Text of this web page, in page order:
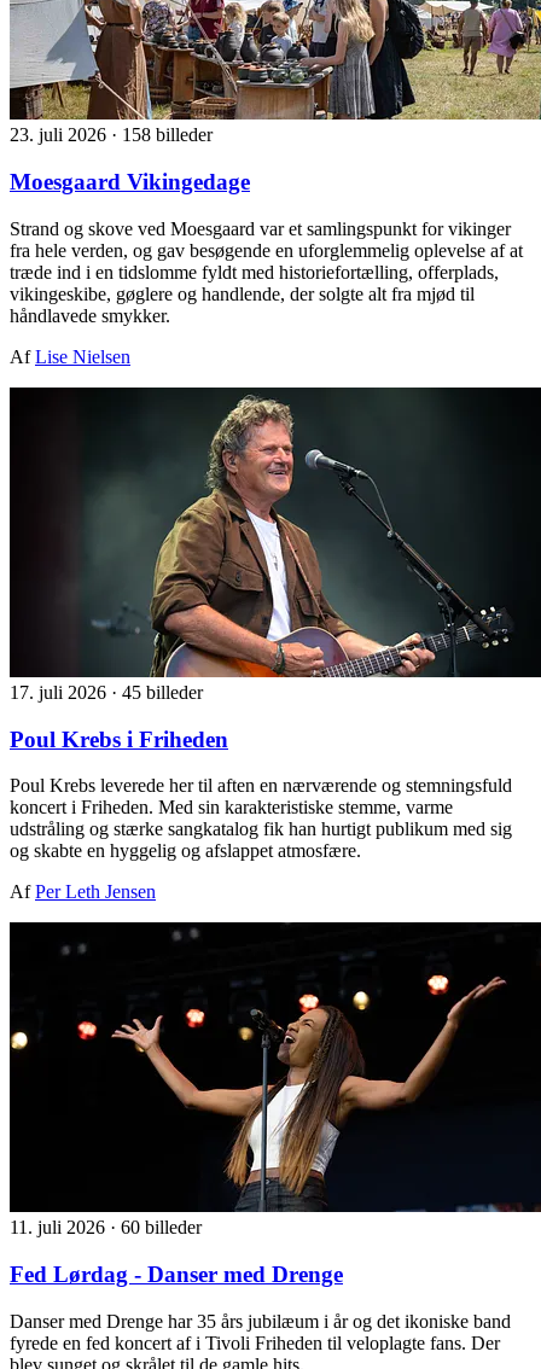
23. juli 2026 · 158 billeder
Moesgaard Vikingedage
Strand og skove ved Moesgaard var et samlingspunkt for vikinger
fra hele verden, og gav besøgende en uforglemmelig oplevelse af at
træde ind i en tidslomme fyldt med historiefortælling, offerplads,
vikingeskibe, gøglere og handlende, der solgte alt fra mjød til
håndlavede smykker.
AfLise Nielsen
17. juli 2026 · 45 billeder
Poul Krebs i Friheden
Poul Krebs leverede her til aften en nærværende og stemningsfuld
koncert i Friheden. Med sin karakteristiske stemme, varme
udstråling og stærke sangkatalog fik han hurtigt publikum med sig
og skabte en hyggelig og afslappet atmosfære.
AfPer Leth Jensen
11. juli 2026 · 60 billeder
Fed Lørdag - Danser med Drenge
Danser med Drenge har 35 års jubilæum i år og det ikoniske band
fyrede en fed koncert af i Tivoli Friheden til veloplagte fans. Der
blev sunget og skrålet til de gamle hits.